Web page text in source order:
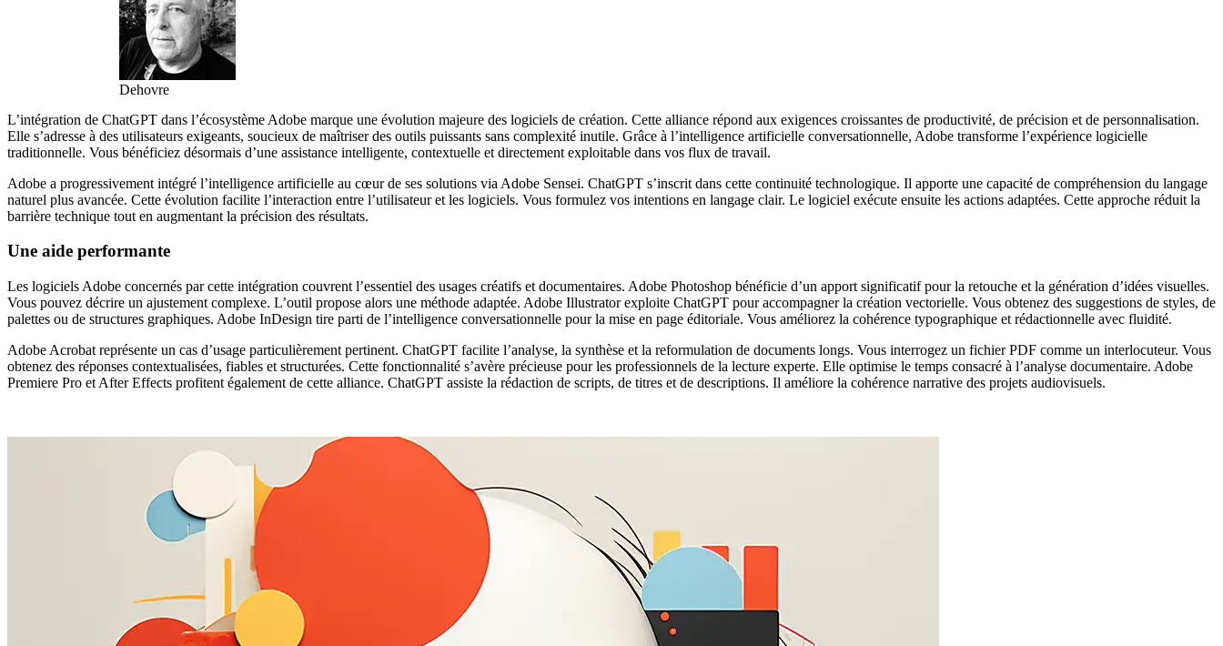
Dehovre
L’intégration de ChatGPT dans l’écosystème Adobe marque une évolution majeure des logiciels de création. Cette alliance répond aux exigences croissantes de productivité, de précision et de personnalisation.
Elle s’adresse à des utilisateurs exigeants, soucieux de maîtriser des outils puissants sans complexité inutile. Grâce à l’intelligence artificielle conversationnelle, Adobe transforme l’expérience logicielle
traditionnelle. Vous bénéficiez désormais d’une assistance intelligente, contextuelle et directement exploitable dans vos flux de travail.
Adobe a progressivement intégré l’intelligence artificielle au cœur de ses solutions via Adobe Sensei. ChatGPT s’inscrit dans cette continuité technologique. Il apporte une capacité de compréhension du langage
naturel plus avancée. Cette évolution facilite l’interaction entre l’utilisateur et les logiciels. Vous formulez vos intentions en langage clair. Le logiciel exécute ensuite les actions adaptées. Cette approche réduit la
barrière technique tout en augmentant la précision des résultats.
Une aide performante
Les logiciels Adobe concernés par cette intégration couvrent l’essentiel des usages créatifs et documentaires. Adobe Photoshop bénéficie d’un apport significatif pour la retouche et la génération d’idées visuelles.
Vous pouvez décrire un ajustement complexe. L’outil propose alors une méthode adaptée. Adobe Illustrator exploite ChatGPT pour accompagner la création vectorielle. Vous obtenez des suggestions de styles, de
palettes ou de structures graphiques. Adobe InDesign tire parti de l’intelligence conversationnelle pour la mise en page éditoriale. Vous améliorez la cohérence typographique et rédactionnelle avec fluidité.
Adobe Acrobat représente un cas d’usage particulièrement pertinent. ChatGPT facilite l’analyse, la synthèse et la reformulation de documents longs. Vous interrogez un fichier PDF comme un interlocuteur. Vous
obtenez des réponses contextualisées, fiables et structurées. Cette fonctionnalité s’avère précieuse pour les professionnels de la lecture experte. Elle optimise le temps consacré à l’analyse documentaire. Adobe
Premiere Pro et After Effects profitent également de cette alliance. ChatGPT assiste la rédaction de scripts, de titres et de descriptions. Il améliore la cohérence narrative des projets audiovisuels.